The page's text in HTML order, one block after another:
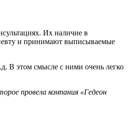
Их наличие в
и принимают выписываемые
В этом смысле с ними очень легко
провела компания «Гедеон